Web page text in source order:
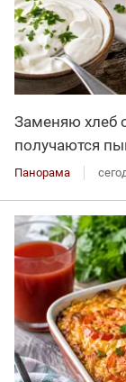
Заменяю хлеб
получаются
Панорама